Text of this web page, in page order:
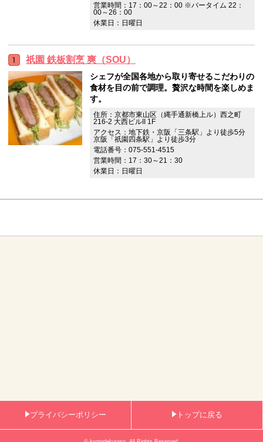
営業時間：17：00～22：00 ※バータイム 22：
00～26：00
休業日：日曜日
祇園 鉄板割烹 爽（SOU）
シェフが全国各地から取り寄せるこだわりの
食材を目の前で調理。贅沢な時間を楽しめま
す。
住所：京都市東山区（縄手通新橋上ル）西之町
216-2 大西ビルII 1F
アクセス：地下鉄・京阪「三条駅」より徒歩5分
京阪「祇園四条駅」より徒歩3分
電話番号：075-551-4515
営業時間：17：30～21：30
休業日：日曜日
プライバシーポリシー トップに戻る